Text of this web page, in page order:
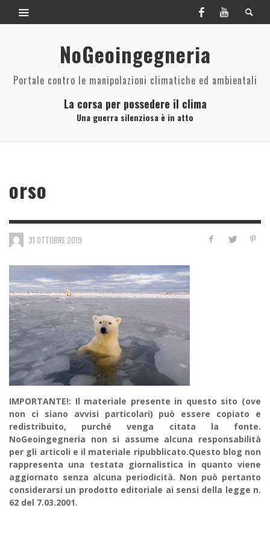
NoGeoingegneria
Portale contro le manipolazioni climatiche ed ambientali
La corsa per possedere il clima
Una guerra silenziosa è in atto
orso
31 OTTOBRE 2019
IMPORTANTE!: Il materiale presente in questo sito (ove
non ci siano avvisi particolari) può essere copiato e
redistribuito, purché venga citata la fonte.
NoGeoingegneria non si assume alcuna responsabilità
per gli articoli e il materiale ripubblicato.Questo blog non
rappresenta una testata giornalistica in quanto viene
aggiornato senza alcuna periodicità. Non può pertanto
considerarsi un prodotto editoriale ai sensi della legge n.
62 del 7.03.2001.